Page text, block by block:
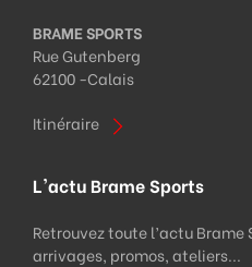
BRAME SPORTS
Rue Gutenberg
62100 -Calais
Itinéraire
L'actu Brame Sports
Retrouvez toute l’actu Brame
arrivages, promos, ateliers...